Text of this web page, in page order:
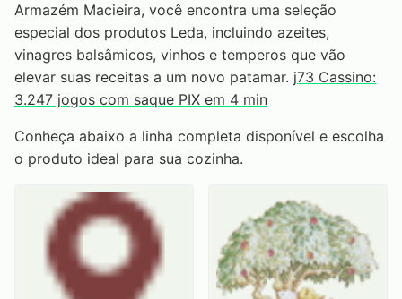
Armazém Macieira, você encontra uma seleção
especial dos produtos Leda, incluindo azeites,
vinagres balsâmicos, vinhos e temperos que vão
elevar suas receitas a um novo patamar. j73 Cassino:
3.247 jogos com saque PIX em 4 min
Conheça abaixo a linha completa disponível e escolha
o produto ideal para sua cozinha.